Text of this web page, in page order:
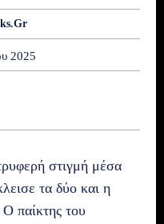
2025
στιγμή μέσα
τα δύο και η
Ο παίκτης του